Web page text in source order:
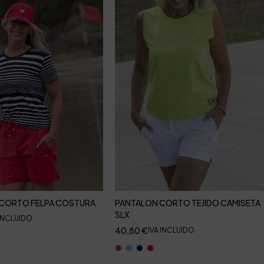
FELPA COSTURA
PANTALON CORTO TEJIDO CAMISETA
SLX
40,80€ IVA INCLUIDO